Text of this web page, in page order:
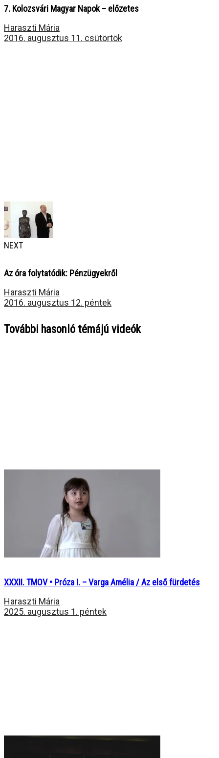
7. Kolozsvári Magyar Napok – előzetes
Haraszti Mária
2016. augusztus 11. csütörtök
NEXT
Az óra folytatódik: Pénzügyekről
Haraszti Mária
2016. augusztus 12. péntek
További hasonló témájú videók
XXXII. TMOV • Próza I. – Varga Amélia / Az első fürdetés
Haraszti Mária
2025. augusztus 1. péntek